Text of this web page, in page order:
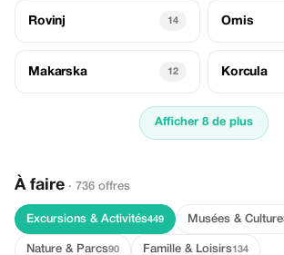
Rovinj 14 Omis
Makarska 12 Korcula
Afficher 8 de plus
À faire · 736 offres
Excursions & Activités449 Musées & Culture
Nature & Parcs90 Famille & Loisirs134